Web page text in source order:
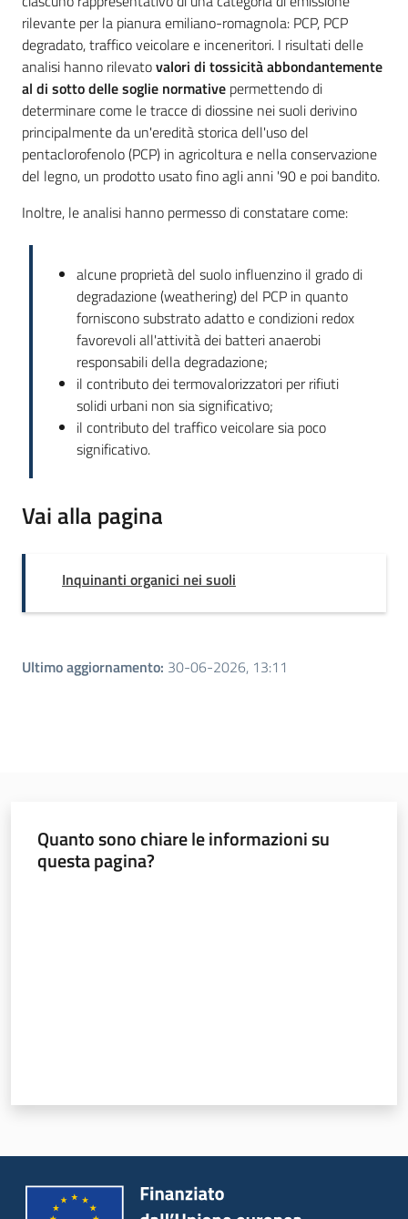
rilevante per la pianura emiliano-romagnola: PCP, PCP
degradato, traffico veicolare e inceneritori. I risultati delle
analisi hanno rilevatovalori di tossicità abbondantemente
al di sotto delle soglie normative permettendo di
determinare come le tracce di diossine nei suoli derivino
principalmente da un'eredità storica dell'uso del
pentaclorofenolo (PCP) in agricoltura e nella conservazione
del legno, un prodotto usato fino agli anni '90 e poi bandito.
Inoltre, le analisi hanno permesso di constatare come:
alcune proprietà del suolo influenzino il grado di
degradazione (weathering) del PCP in quanto
forniscono substrato adatto e condizioni redox
favorevoli all'attività dei batteri anaerobi
responsabili della degradazione;
il contributo dei termovalorizzatori per rifiuti
solidi urbani non sia significativo;
il contributo del traffico veicolare sia poco
significativo.
Vai alla pagina
Inquinanti organici nei suoli
Ultimo aggiornamento: 30-06-2026, 13:11
Quanto sono chiare le informazioni su
questa pagina?